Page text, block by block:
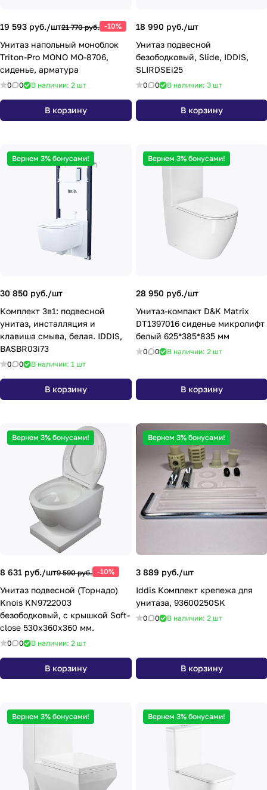
19 593 руб./шт21 770 руб. -10%
Унитаз напольный моноблок
Triton-Pro MONO MO-8706,
сиденье, арматура
0 0 В наличии: 2 шт
В корзину
18 990 руб./шт
Унитаз подвесной
безободковый, Slide, IDDIS,
SLIRDSEi25
0 0 В наличии: 3 шт
В корзину
Вернем 3% бонусами!
30 850 руб./шт
Комплект 3в1: подвесной
унитаз, инсталляция и
клавиша смыва, белая. IDDIS,
BASBR03i73
0 0 В наличии: 1 шт
В корзину
Вернем 3% бонусами!
28 950 руб./шт
Унитаз-компакт D&K Matrix
DT1397016 сиденье микролифт
белый 625*385*835 мм
0 0 В наличии: 2 шт
В корзину
Вернем 3% бонусами!
8 631 руб./шт9 590 руб. -10%
Унитаз подвесной (Торнадо)
Knois KN9722003
безободковый, с крышкой Soft-
close 530х360х360 мм.
0 0 В наличии: 2 шт
В корзину
Вернем 3% бонусами!
3 889 руб./шт
Iddis Комплект крепежа для
унитаза, 93600250SK
0 0 В наличии: 2 шт
В корзину
Вернем 3% бонусами! Вернем 3% бонусами!